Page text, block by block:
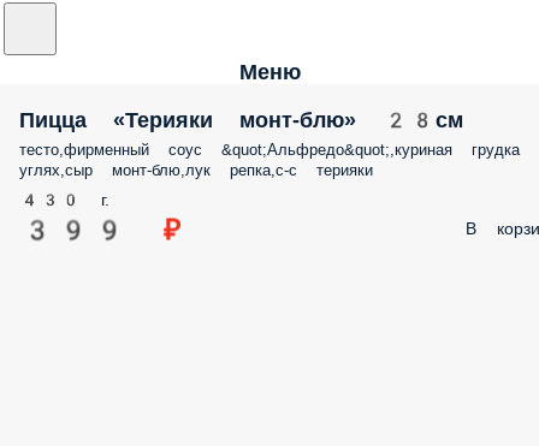
Меню
Пицца «Терияки монт-блю» 28см
тесто,фирменный соус &quot;Альфредо&quot;,куриная грудка
углях,сыр монт-блю,лук репка,с-с терияки
430 г.
399 ₽ В